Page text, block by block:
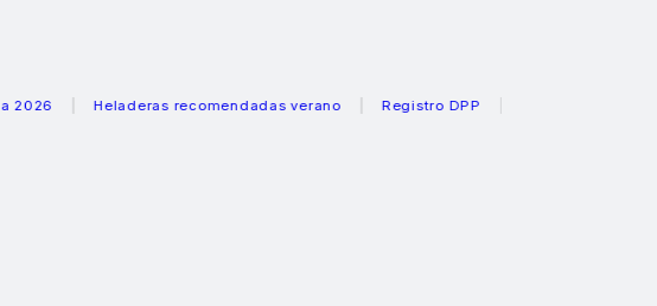
Heladeras recomendadas verano Registro DPP